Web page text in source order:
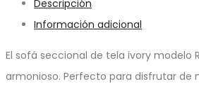
Descripción
Información adicional
El sofá seccional de tela ivory
armonioso. Perfecto para disfrutar de